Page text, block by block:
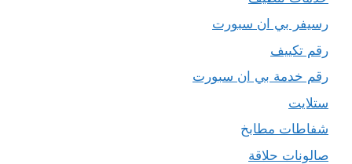
رسيفر بي ان سبورت
رقم تكييف
رقم خدمة بي ان سبورت
ستلايت
شفاطات مطابخ
صالونات حلاقة